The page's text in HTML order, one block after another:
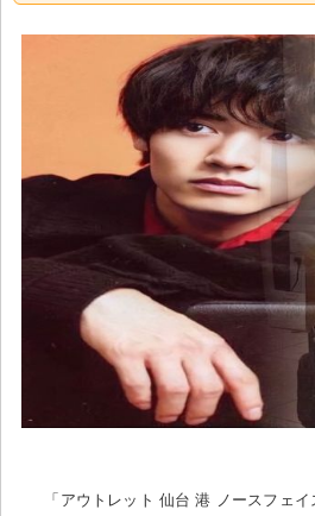
「アウトレット 仙台 港 ノースフェ